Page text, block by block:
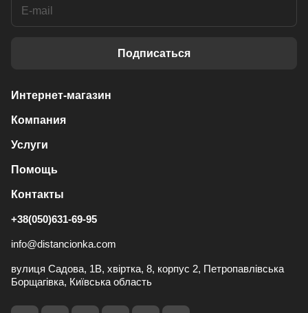
Подписаться
Интернет-магазин
Компания
Услуги
Помощь
Контакты
+38(050)631-69-95
info@distancionka.com
вулиця Садова, 1В, хвіртка, 8, корпус 2, Петропавлівська
Борщагівка, Київська область